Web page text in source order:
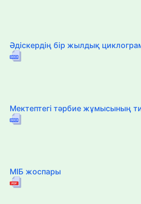
Әдіскердің бір жылдық
Мектептегі тәрбие жұмысының
МІБ жоспары